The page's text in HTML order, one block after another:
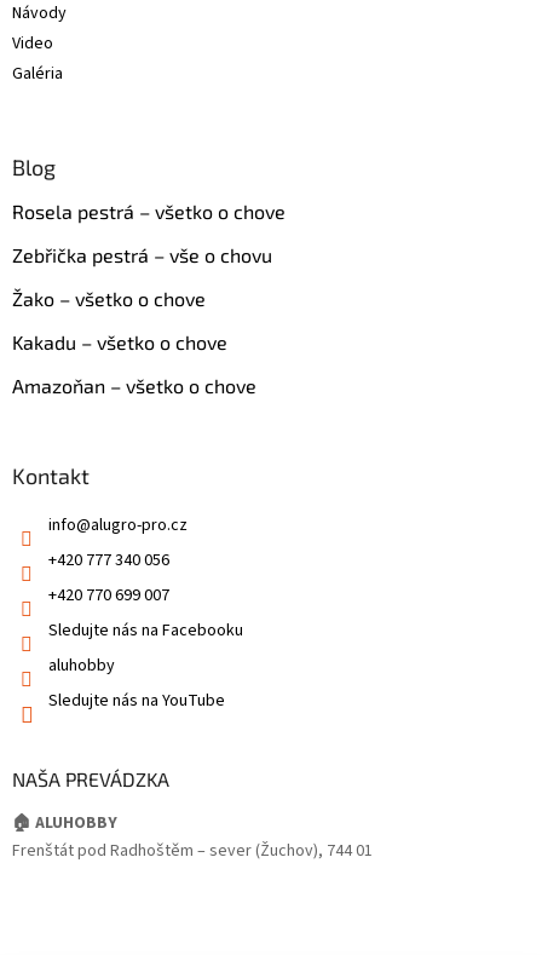
Návody
Video
Galéria
Blog
Rosela pestrá – všetko o chove
Zebřička pestrá – vše o chovu
Žako – všetko o chove
Kakadu – všetko o chove
Amazoňan – všetko o chove
Kontakt
info@alugro-pro.cz
+420 777 340 056
+420 770 699 007
Sledujte nás na Facebooku
aluhobby
Sledujte nás na YouTube
NAŠA PREVÁDZKA
🏠 ALUHOBBY
Frenštát pod Radhoštěm – sever (Žuchov), 744 01